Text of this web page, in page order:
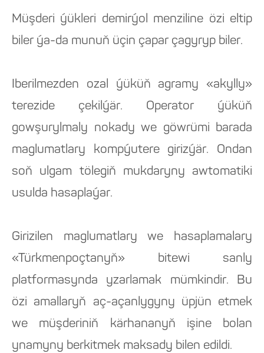
Müşderi ýükleri demirýol menziline özi eltip
biler ýa-da munuň üçin çapar çagyryp biler.
Iberilmezden ozal ýüküň agramy «akylly»
terezide çekilýär. Operator ýüküň
gowşurylmaly nokady we göwrümi barada
maglumatlary kompýutere girizýär. Ondan
soň ulgam tölegiň mukdaryny awtomatiki
usulda hasaplaýar.
Girizilen maglumatlary we hasaplamalary
«Türkmenpoçtanyň» bitewi sanly
platformasynda yzarlamak mümkindir. Bu
özi amallaryň aç-açanlygyny üpjün etmek
we müşderiniň kärhananyň işine bolan
ynamyny berkitmek maksady bilen edildi.